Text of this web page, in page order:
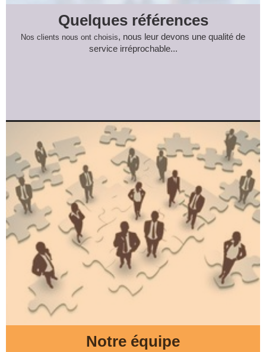
Quelques références
Nos clients nous ont choisis, nous leur devons une qualité de
service irréprochable...
Notre équipe